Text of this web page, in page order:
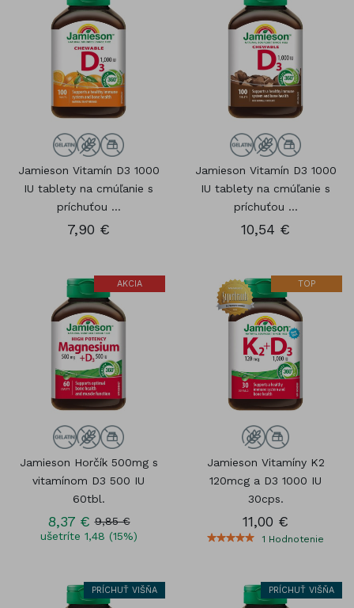
Jamieson Vitamín D3 1000
IU tablety na cmúľanie s
príchuťou ...
7,90 €
Jamieson Vitamín D3 1000
IU tablety na cmúľanie s
príchuťou ...
10,54 €
AKCIA
Jamieson Horčík 500mg s
vitamínom D3 500 IU
60tbl.
8,37 € 9,85 €
ušetríte 1,48 (15%)
TOP
Jamieson Vitamíny K2
120mcg a D3 1000 IU
30cps.
11,00 €
1 Hodnotenie
PRÍCHUŤ VIŠŇA PRÍCHUŤ VIŠŇA